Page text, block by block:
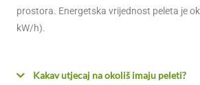
prostora. Energetska vrijednost peleta je
kW/h).
Kakav utjecaj na okoliš imaju peleti?